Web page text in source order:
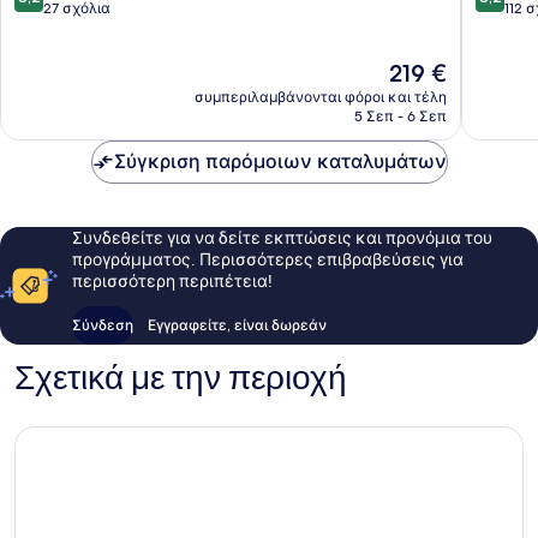
στα27 σχόλια
Η
τιμή
είναι
219 €
συμπεριλαμβάνονται φόροι και τέλη
5 Σεπ - 6 Σεπ
στα112
Σύγκριση παρόμοιων καταλυμάτων
Συνδεθείτε για να δείτε εκπτώσεις και προνόμια του
προγράμματος. Περισσότερες επιβραβεύσεις για
περισσότερη περιπέτεια!
Σύνδεση Εγγραφείτε, είναι δωρεάν
Σχετικά με την περιοχή